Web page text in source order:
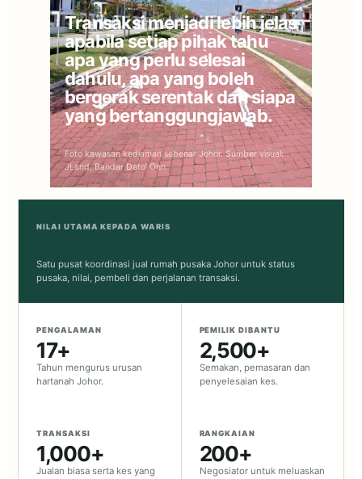
Transaksi menjadi lebih jelas
apabila setiap pihak tahu
apa yang perlu selesai
dahulu, apa yang boleh
bergerak serentak dan siapa
yang bertanggungjawab.
Foto kawasan kediaman sebenar Johor. Sumber visual:
JLand, Bandar Dato’ Onn.
NILAI UTAMA KEPADA WARIS
Satu pusat koordinasi jual rumah pusaka Johor untuk status
pusaka, nilai, pembeli dan perjalanan transaksi.
PENGALAMAN
17+
Tahun mengurus urusan
hartanah Johor.
PEMILIK DIBANTU
2,500+
Semakan, pemasaran dan
penyelesaian kes.
TRANSAKSI
1,000+
Jualan biasa serta kes yang
RANGKAIAN
200+
Negosiator untuk meluaskan